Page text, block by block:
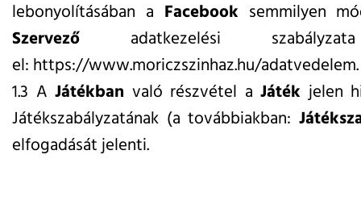
lebonyolításában a Facebook semmilyen
Szervező adatkezelési
el: https://www.moriczszinhaz.hu/adatvedelem.
1.3 A Játékban való részvétel a Játék jelen
Játékszabályzatának (a továbbiakban:
elfogadását jelenti.